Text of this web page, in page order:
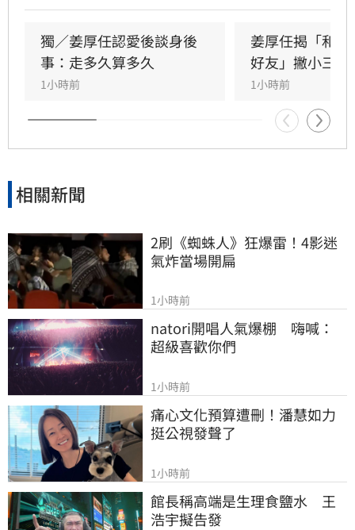
恐有違反姓名條例疑慮，且其自稱三歲即認定對
方為老公的說法邏輯矛盾。吳睿穎直言，這段戀
情的人設背景過於離奇，已完全超出玄學範疇，
引發各界對女方真實動機的廣泛討論，這段戀情
也因此成為近期演藝圈備受矚目的焦點話題。
獨／姜厚任認愛後談身後
事：走多久算多久
1小時前
姜厚任揭「和
好友」撇小三傳
1小時前
相關新聞
2刷《蜘蛛人》狂爆雷！4影迷
氣炸當場開扁
1小時前
natori開唱人氣爆棚　嗨喊：
超級喜歡你們
1小時前
痛心文化預算遭刪！潘慧如力
挺公視發聲了
1小時前
館長稱高端是生理食鹽水　王
浩宇擬告發